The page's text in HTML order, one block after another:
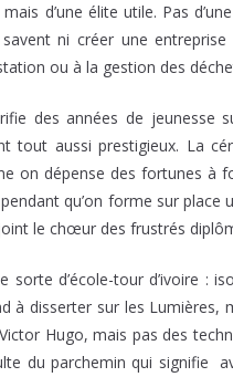
d’une élite utile. Pas
ni créer une
ou à la gestion des
des années de jeunesse
tout aussi prestigieux. La
on dépense des fortunes à
qu’on forme sur place
le chœur des frustrés
sorte d’école-tour d’ivoire :
à disserter sur les Lumières,
Hugo, mais pas des
du parchemin qui signifie